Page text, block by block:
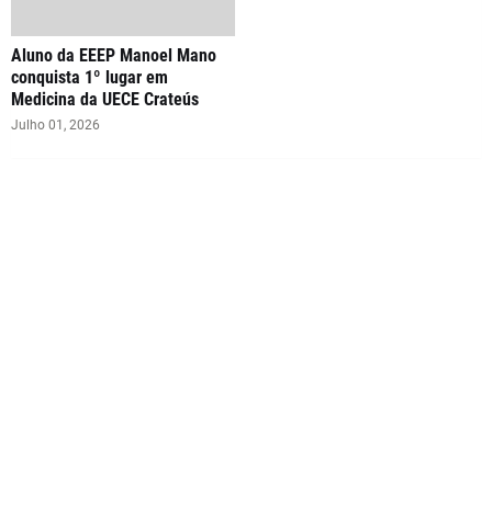
Aluno da EEEP Manoel Mano
conquista 1º lugar em
Medicina da UECE Crateús
Julho 01, 2026